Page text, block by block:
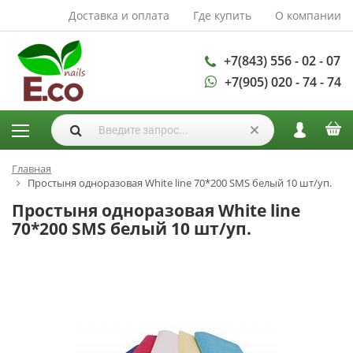
Доставка и оплата Где купить О компании
+7(843) 556 - 02 - 07
+7(905) 020 - 74 - 74
АКСЕССУАРЫ И
РАСХОДНЫЕ
МАТЕРИАЛЫ
Аксессуары
Запасные
лампы
Кисти
Одноразовая
продукция
Пилки
ГЕЛЬ ЛАКИ
Главная
Простыня одноразовая White line 70*200 SMS белый 10 шт/уп.
Простыня одноразовая White line
70*200 SMS белый 10 шт/уп.